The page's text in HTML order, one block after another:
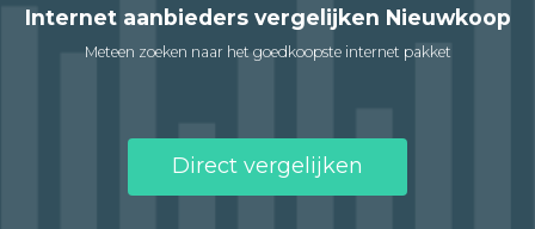
Internet aanbieders vergelijken Nieuwkoop
Meteen zoeken naar het goedkoopste internet pakket
Direct vergelijken